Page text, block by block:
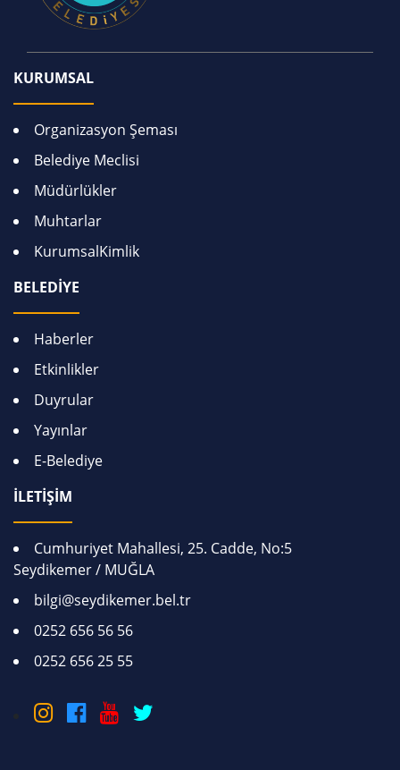
KURUMSAL
Organizasyon Şeması
Belediye Meclisi
Müdürlükler
Muhtarlar
KurumsalKimlik
BELEDİYE
Haberler
Etkinlikler
Duyrular
Yayınlar
E-Belediye
İLETİŞİM
Cumhuriyet Mahallesi, 25. Cadde, No:5
Seydikemer / MUĞLA
bilgi@seydikemer.bel.tr
0252 656 56 56
0252 656 25 55